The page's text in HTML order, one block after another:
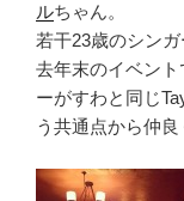
ルちゃん。
若干23歳のシン
去年末のイベン
ーがすわと同じ
う共通点から仲良